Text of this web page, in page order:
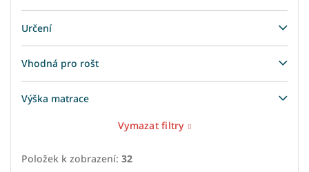
Určení
Vhodná pro rošt
Výška matrace
Vymazat filtry
Položek k zobrazení: 32